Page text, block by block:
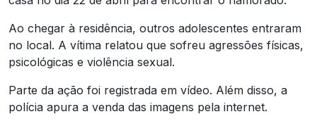
Ao chegar à residência, outros adolescentes entraram
no local. A vítima relatou que sofreu agressões físicas,
psicológicas e violência sexual.
Parte da ação foi registrada em vídeo. Além disso, a
polícia apura a venda das imagens pela internet.